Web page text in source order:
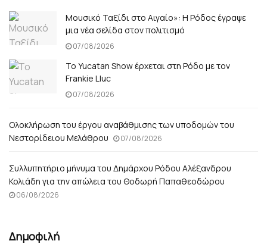
Μουσικό Ταξίδι στο Αιγαίο»: Η Ρόδος έγραψε
μια νέα σελίδα στον πολιτισμό
07/08/2026
Το Yucatan Show έρχεται στη Ρόδο με τον
Frankie Lluc
07/08/2026
Ολοκλήρωση του έργου αναβάθμισης των υποδομών του
Νεστορίδειου Μελάθρου
07/08/2026
Συλλυπητήριο μήνυμα του Δημάρχου Ρόδου Αλέξανδρου
Κολιάδη για την απώλεια του Θοδωρή Παπαθεοδώρου
06/08/2026
Δημοφιλή